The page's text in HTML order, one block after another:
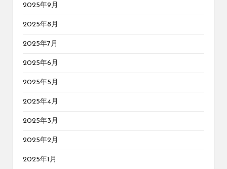
2025年9月
2025年8月
2025年7月
2025年6月
2025年5月
2025年4月
2025年3月
2025年2月
2025年1月